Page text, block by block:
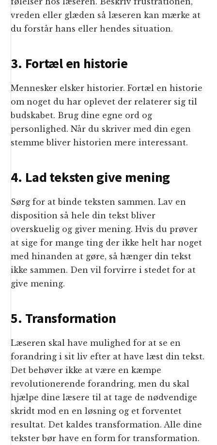
vreden eller glæden så læseren kan mærke at
du forstår hans eller hendes situation.
3. Fortæl en historie
Mennesker elsker historier. Fortæl en historie
om noget du har oplevet der relaterer sig til
budskabet. Brug dine egne ord og
personlighed. Når du skriver med din egen
stemme bliver historien mere interessant.
4. Lad teksten give mening
Sørg for at binde teksten sammen. Lav en
disposition så hele din tekst bliver
overskuelig og giver mening. Hvis du prøver
at sige for mange ting der ikke helt har noget
med hinanden at gøre, så hænger din tekst
ikke sammen. Den vil forvirre i stedet for at
give mening.
5. Transformation
Læseren skal have mulighed for at se en
forandring i sit liv efter at have læst din tekst.
Det behøver ikke at være en kæmpe
revolutionerende forandring, men du skal
hjælpe dine læsere til at tage de nødvendige
skridt mod en en løsning og et forventet
resultat. Det kaldes transformation. Alle dine
tekster bør have en form for transformation.